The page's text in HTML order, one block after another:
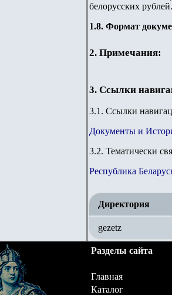
белорусских
1.8. Формат
2. Примечания:
3. Ссылки
3.1. Ссылки
Документы и
3.2. Тематически
Республика
Директория
gezetz
Разделы сайта
Главная
Каталог